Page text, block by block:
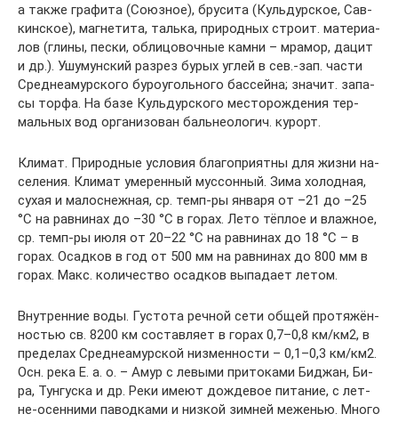
а так­же гра­фи­та (Со­юз­ное), бру­си­та (Куль­дур­ское, Сав­
кин­ское), маг­не­ти­та, таль­ка, при­род­ных стро­ит. ма­те­риа­
лов (гли­ны, пес­ки, об­ли­цо­воч­ные кам­ни – мра­мор, да­цит
и др.). Ушу­мун­ский раз­рез бу­рых уг­лей в сев.-зап. час­ти
Сред­не­амур­ско­го бу­ро­уголь­но­го бас­сей­на; зна­чит. за­па­
сы тор­фа. На ба­зе Куль­дур­ско­го ме­сто­ро­ж­де­ния тер­
маль­ных вод ор­га­ни­зо­ван баль­нео­ло­гич. ку­рорт.
Кли­мат. При­род­ные ус­ло­вия бла­го­при­ят­ны для жиз­ни на­
се­ле­ния. Кли­мат уме­рен­ный мус­сон­ный. Зи­ма хо­лод­ная,
су­хая и ма­ло­снеж­ная, ср. темп-ры ян­ва­ря от –21 до –25
°С на рав­ни­нах до –30 °С в го­рах. Ле­то тё­п­лое и влаж­ное,
ср. темп-ры ию­ля от 20–22 °С на рав­ни­нах до 18 °С – в
го­рах. Осад­ков в год от 500 мм на рав­ни­нах до 800 мм в
го­рах. Макс. ко­ли­че­ст­во осад­ков вы­па­да­ет ле­том.
Внут­рен­ние во­ды. Гус­то­та реч­ной се­ти об­щей про­тя­жён­
но­стью св. 8200 км со­став­ля­ет в го­рах 0,7–0,8 км/км2, в
пре­де­лах Сред­не­амур­ской низ­мен­но­сти – 0,1–0,3 км/км2.
Осн. ре­ка Е. а. о. – Амур с ле­вы­ми при­то­ка­ми Бид­жан, Би­
ра, Тун­гу­ска и др. Ре­ки име­ют до­ж­де­вое пи­та­ние, с лет­
не-осен­ни­ми па­вод­ка­ми и низ­кой зим­ней ме­же­нью. Мно­го